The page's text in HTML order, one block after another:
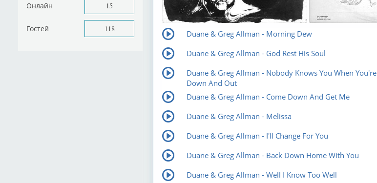
Онлайн 15
Гостей 118
Duane & Greg Allman - Morning Dew
Duane & Greg Allman - God Rest His Soul
Duane & Greg Allman - Nobody Knows You When You're
Down And Out
Duane & Greg Allman - Come Down And Get Me
Duane & Greg Allman - Melissa
Duane & Greg Allman - I'll Change For You
Duane & Greg Allman - Back Down Home With You
Duane & Greg Allman - Well I Know Too Well